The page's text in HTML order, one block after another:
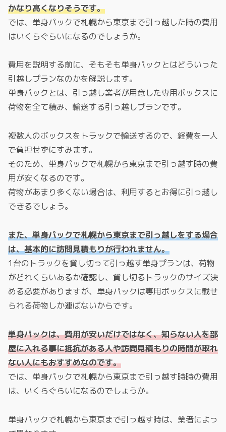
かなり高くなりそうです。
では、単身パックで札幌から東京まで引っ越した時の費用
はいくらぐらいになるのでしょうか。
費用を説明する前に、そもそも単身パックとはどういった
引越しプランなのかを解説します。
単身パックとは、引っ越し業者が用意した専用ボックスに
荷物を全て積み、輸送する引っ越しプランです。
複数人のボックスをトラックで輸送するので、経費を一人
で負担せずにすみます。
そのため、単身パックで札幌から東京まで引っ越す時の費
用が安くなるのです。
荷物があまり多くない場合は、利用するとお得に引っ越し
できるでしょう。
また、単身パックで札幌から東京まで引っ越しをする場合
は、基本的に訪問見積もりが行われません。
1台のトラックを貸し切って引っ越す単身プランは、荷物
がどれくらいあるか確認し、貸し切るトラックのサイズ決
める必要がありますが、単身パックは専用ボックスに載せ
られる荷物しか運ばないからです。
単身パックは、費用が安いだけではなく、知らない人を部
屋に入れる事に抵抗がある人や訪問見積もりの時間が取れ
ない人にもおすすめなのです。
では、単身パックで札幌から東京まで引っ越す時時の費用
は、いくらぐらいになるのでしょうか。
単身パックで札幌から東京まで引っ越す時は、業者によっ